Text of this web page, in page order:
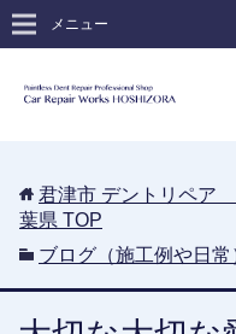
メニュー
君津市 デントリペア
葉県 TOP
ブログ（施工例や日常